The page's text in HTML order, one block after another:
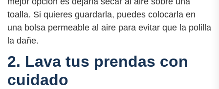
toalla. Si quieres guardarla, puedes colocarla en
una bolsa permeable al aire para evitar que la polilla
la dañe.
2. Lava tus prendas con
cuidado